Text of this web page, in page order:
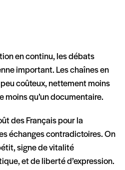
en continu, les débats
important. Les chaînes en
coûteux, nettement moins
moins qu’un documentaire.
des Français pour la
échanges contradictoires. On
signe de vitalité
et de liberté d’expression.